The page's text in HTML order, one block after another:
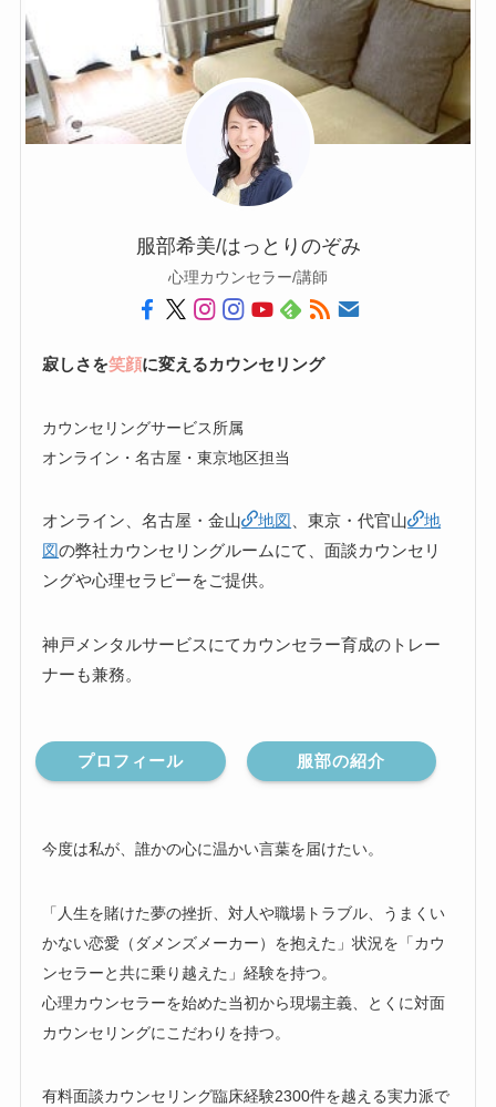
服部希美/はっとりのぞみ
心理カウンセラー/講師
寂しさを笑顔に変えるカウンセリング
カウンセリングサービス所属
オンライン・名古屋・東京地区担当
オンライン、名古屋・金山 地図 、東京・代官山
地
図の弊社カウンセリングルームにて、面談カウンセリ
ングや心理セラピーをご提供。
神戸メンタルサービスにてカウンセラー育成のトレー
ナーも兼務。
プロフィール 服部の紹介
今度は私が、誰かの心に温かい言葉を届けたい。
「人生を賭けた夢の挫折、対人や職場トラブル、うまくい
かない恋愛（ダメンズメーカー）を抱えた」状況を「カウ
ンセラーと共に乗り越えた」経験を持つ。
心理カウンセラーを始めた当初から現場主義、とくに対面
カウンセリングにこだわりを持つ。
有料面談カウンセリング臨床経験2300件を越える実力派で